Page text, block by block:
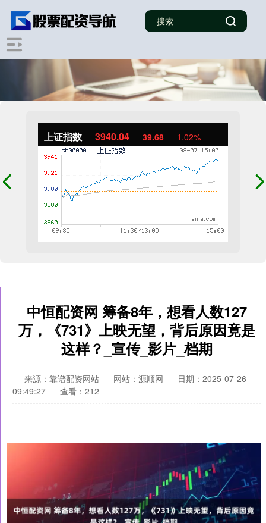
上证指数 3940.04 39.68 1.02%
中恒配资网 筹备8年，想看人数127
万，《731》上映无望，背后原因竟是
这样？_宣传_影片_档期
来源：靠谱配资网站 网站：源顺网
日期：2025-07-26
09:49:27
查看：212